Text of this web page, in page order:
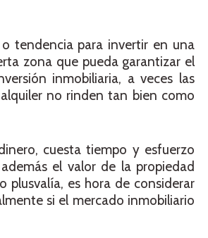
tendencia para invertir en una
zona que pueda garantizar el
inmobiliaria, a veces las
no rinden tan bien como
cuesta tiempo y esfuerzo
el valor de la propiedad
plusvalía, es hora de considerar
si el mercado inmobiliario